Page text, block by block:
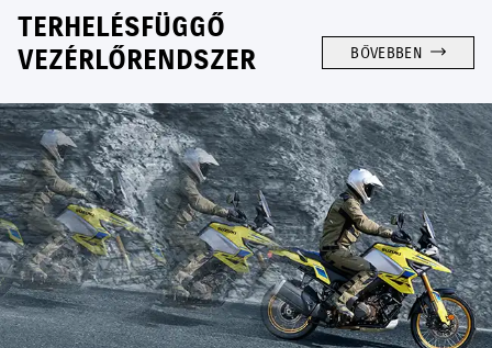
TERHELÉSFÜGGŐ
VEZÉRLŐRENDSZER
BŐVEBBEN